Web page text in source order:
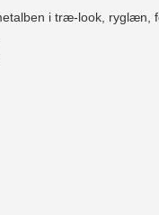
i træ-look, ryglæn,